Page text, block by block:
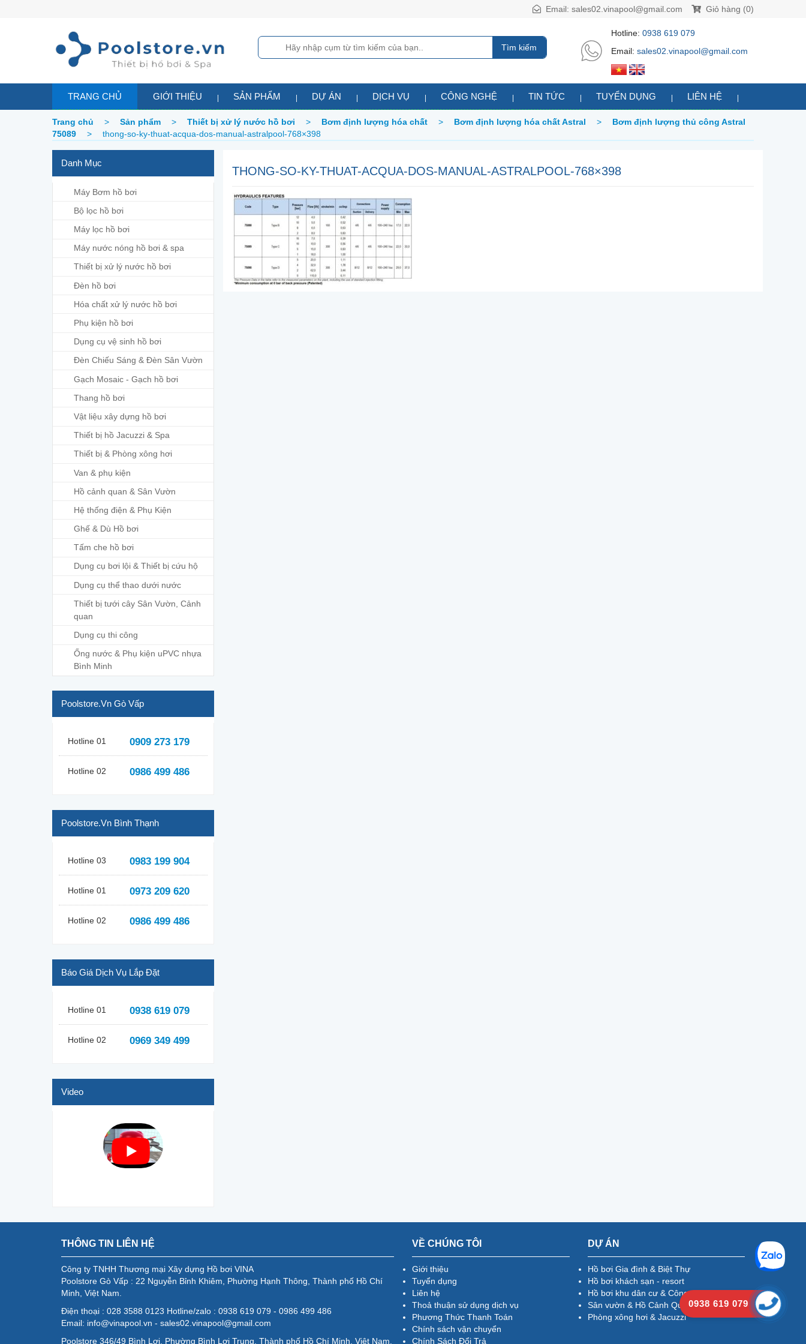
Giỏ hàng (0)
Email: sales02.vinapool@gmail.com
Tìm kiếm
Hotline: 0938 619 079
Email: sales02.vinapool@gmail.com
TRANG CHỦ GIỚI THIỆU SẢN PHẨM DỰ ÁN DỊCH VỤ CÔNG NGHỆ TIN TỨC TUYỂN DỤNG LIÊN HỆ
Trang chủ > Sản phẩm > Thiết bị xử lý nước hồ bơi > Bơm định lượng hóa chất > Bơm định lượng hóa chất Astral >
Bơm định lượng thủ công Astral
75089
> thong-so-ky-thuat-acqua-dos-manual-astralpool-768×398
Danh Mục
Máy Bơm hồ bơi
Bộ lọc hồ bơi
Máy lọc hồ bơi
Máy nước nóng hồ bơi & spa
Thiết bị xử lý nước hồ bơi
Đèn hồ bơi
Hóa chất xử lý nước hồ bơi
Phụ kiện hồ bơi
Dụng cụ vệ sinh hồ bơi
Đèn Chiếu Sáng & Đèn Sân Vườn
Gạch Mosaic - Gạch hồ bơi
Thang hồ bơi
Vật liệu xây dựng hồ bơi
Thiết bị hồ Jacuzzi & Spa
Thiết bị & Phòng xông hơi
Van & phụ kiện
Hồ cảnh quan & Sân Vườn
Hệ thống điện & Phụ Kiện
Ghế & Dù Hồ bơi
Tấm che hồ bơi
Dụng cụ bơi lội & Thiết bị cứu hộ
Dụng cụ thể thao dưới nước
Thiết bị tưới cây Sân Vườn, Cảnh
quan
Dụng cụ thi công
Ống nước & Phụ kiện uPVC nhựa
Bình Minh
Poolstore.vn Gò Vấp
Hotline 01 0909 273 179
Hotline 02 0986 499 486
Poolstore.vn Bình Thạnh
Hotline 03 0983 199 904
Hotline 01 0973 209 620
Hotline 02 0986 499 486
Báo Giá Dịch Vụ Lắp Đặt
Hotline 01 0938 619 079
Hotline 02 0969 349 499
Video
THONG-SO-KY-THUAT-ACQUA-DOS-MANUAL-ASTRALPOOL-768×398
THÔNG TIN LIÊN HỆ
Công ty TNHH Thương mại Xây dựng Hồ bơi VINA
Poolstore Gò Vấp : 22 Nguyễn Bỉnh Khiêm, Phường Hạnh Thông, Thành phố Hồ Chí
Minh, Việt Nam.
Điện thoại : 028 3588 0123 Hotline/zalo : 0938 619 079 - 0986 499 486
Email: info@vinapool.vn - sales02.vinapool@gmail.com
Poolstore 346/49 Bình Lợi, Phường Bình Lợi Trung, Thành phố Hồ Chí Minh, Việt Nam.
VỀ CHÚNG TÔI
Giới thiệu
Tuyển dụng
Liên hệ
Thoả thuận sử dụng dịch vụ
Phương Thức Thanh Toán
Chính sách vận chuyển
Chính Sách Đổi Trả
DỰ ÁN
Hồ bơi Gia đình & Biệt Thự
Hồ bơi khách sạn - resort
Hồ bơi khu dân cư & Công cộng
Sân vườn & Hồ Cảnh Quan
Phòng xông hơi & Jacuzzi
0938 619 079